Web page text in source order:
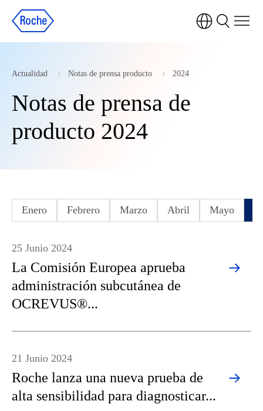
Actualidad Notas de prensa producto 2024
Notas de prensa de
producto 2024
Enero Febrero Marzo Abril Mayo
La Comisión Europea aprueba
administración subcutánea de
OCREVUS®...
25 Junio 2024
Roche lanza una nueva prueba de
alta sensibilidad para diagnosticar...
21 Junio 2024